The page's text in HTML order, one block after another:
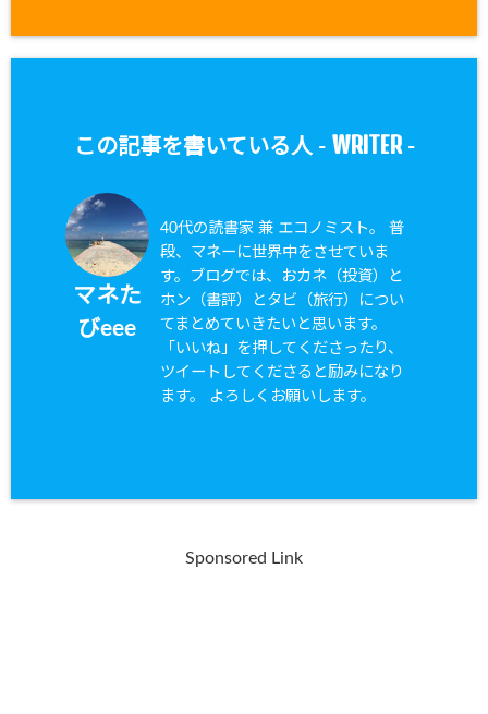
この記事を書いている人 - WRITER-
マネた
びeee
40代の読書家 兼 エコノミスト。 普
段、マネーに世界中をさせていま
す。ブログでは、おカネ（投資）と
ホン（書評）とタビ（旅行）につい
てまとめていきたいと思います。
「いいね」を押してくださったり、
ツイートしてくださると励みになり
ます。 よろしくお願いします。
Sponsored Link